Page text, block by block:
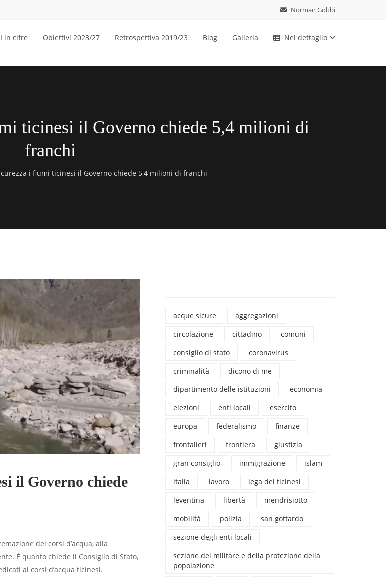
Norman Gobbi
in cifre Obiettivi 2023/27 Retrospettiva 2019/23 Blog Galleria Nel dettaglio
ticinesi il Governo chiede 5,4 milioni di
franchi
i fiumi ticinesi il Governo chiede 5,4 milioni di franchi
il Governo chiede
dei corsi d’acqua, alla
È quanto chiede il Consiglio di Stato,
ai corsi d’acqua ticinesi.
acque sicure
aggregazioni
circolazione
cittadino
comuni
consiglio di stato
coronavirus
criminalità
dicono di me
dipartimento delle istituzioni
economia
elezioni
enti locali
esercito
europa
federalismo
finanze
frontalieri
frontiera
giustizia
gran consiglio
immigrazione
islam
italia
lavoro
lega dei ticinesi
leventina
libertà
mendrisiotto
mobilità
polizia
san gottardo
sezione degli enti locali
sezione del militare e della protezione della
popolazione